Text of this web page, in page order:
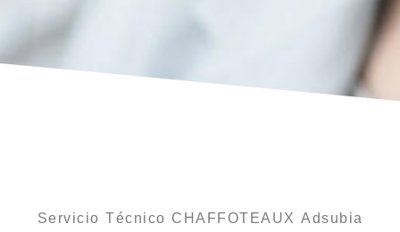
Servicio Técnico CHAFFOTEAUX Adsubia